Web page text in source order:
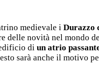
medievale iDurazzo
delle novità nel mondo
diun atrio
sarà anche il motivo